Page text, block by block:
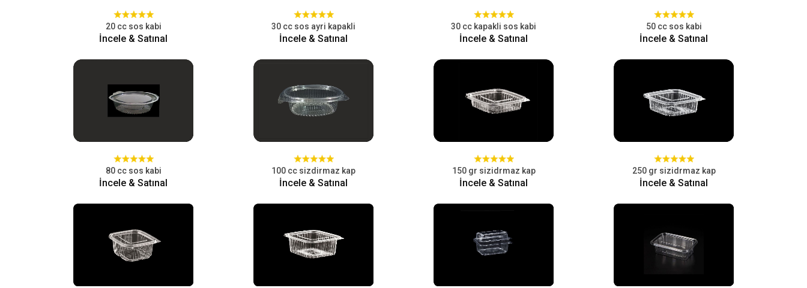
20 cc sos kabi
İncele & Satınal
30 cc sos ayri kapakli
İncele & Satınal
30 cc kapakli sos kabi
İncele & Satınal
50 cc sos kabi
İncele & Satınal
80 cc sos kabi
İncele & Satınal
100 cc sizdirmaz kap
İncele & Satınal
150 gr sizidrmaz kap
İncele & Satınal
250 gr sizidrmaz kap
İncele & Satınal